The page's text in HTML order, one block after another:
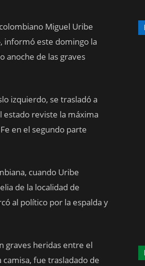
Miguel Uribe
informó este domingo la
anoche de las graves
izquierdo, se trasladó a
estado reviste la máxima
en el segundo parte
cuando Uribe
de la localidad de
al político por la espalda y
graves heridas entre el
fue trasladado de